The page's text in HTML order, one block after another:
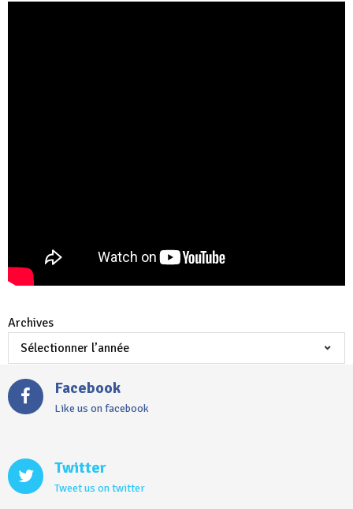
Archives
Facebook
Like us on facebook
Twitter
Tweet us on twitter